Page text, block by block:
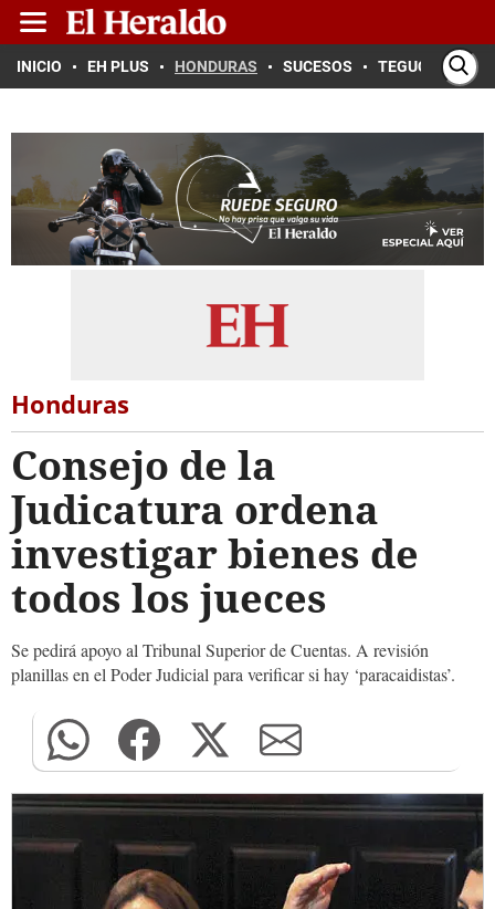
INICIO EH PLUS HONDURAS SUCESOS TEGUCIGALPA
Honduras
Consejo de la
Judicatura ordena
investigar bienes de
todos los jueces
Se pedirá apoyo al Tribunal Superior de Cuentas. A revisión
planillas en el Poder Judicial para verificar si hay ‘paracaidistas’.